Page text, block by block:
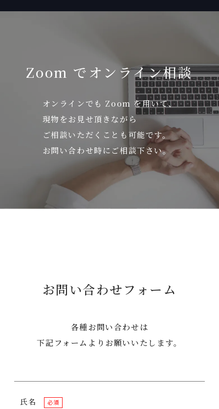
Zoom でオンライン相談
オンラインでも Zoom を用いて、
現物をお見せ頂きながら
ご相談いただくことも可能です。
お問い合わせ時にご相談下さい。
お問い合わせフォーム
各種お問い合わせは
下記フォームよりお願いいたします。
氏名 必須